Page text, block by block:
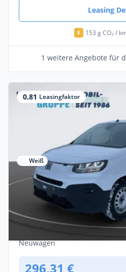
Leasing
E 153 g CO₂ /
1 weitere Angebote für
0,81 Leasingfaktor
Weiß
Privat & Gewerbe
Fiat Doblo Doblo L2 XL Kawa 1.5 BlueHDi
Automatik, Allw.
Neuwagen
296,31 €